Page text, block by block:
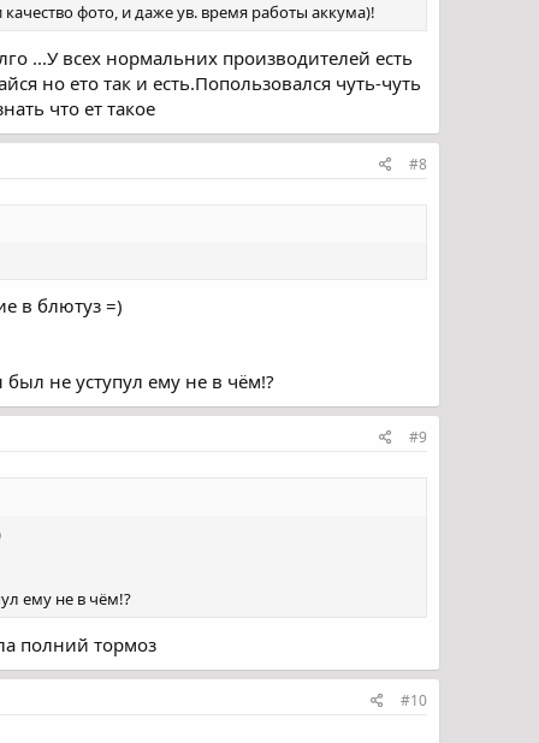
фото, и даже ув. время работы аккума)!
...У всех нормальних производителей есть
но ето так и есть.Попользовался чуть-чуть
что ет такое
#8
в блютуз =)
не уступул ему не в чём!?
#9
ему не в чём!?
полний тормоз
#10